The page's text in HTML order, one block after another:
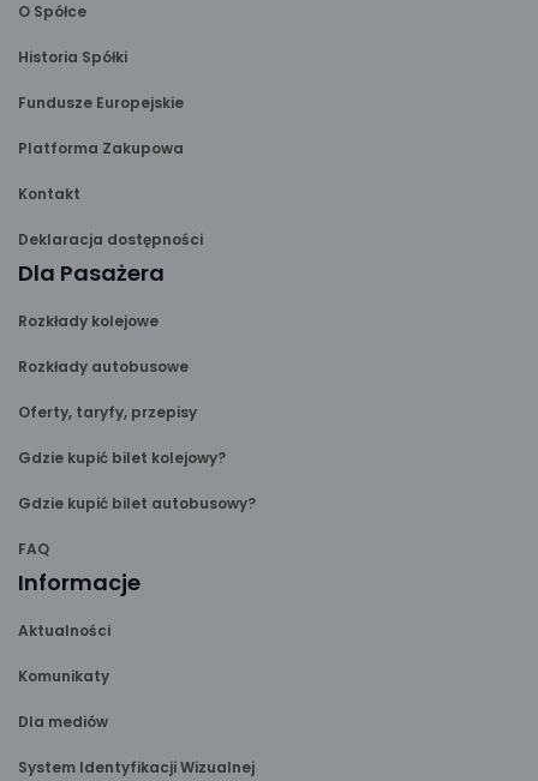
O Spółce
Historia Spółki
Fundusze Europejskie
Platforma Zakupowa
Kontakt
Deklaracja dostępności
Dla Pasażera
Rozkłady kolejowe
Rozkłady autobusowe
Oferty, taryfy, przepisy
Gdzie kupić bilet kolejowy?
Gdzie kupić bilet autobusowy?
FAQ
Informacje
Aktualności
Komunikaty
Dla mediów
System Identyfikacji Wizualnej